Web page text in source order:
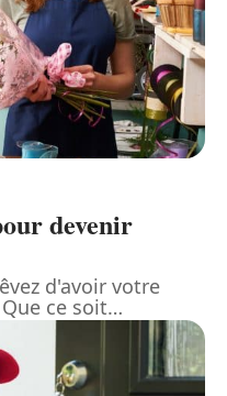
devenir
d'avoir votre
ce soit…